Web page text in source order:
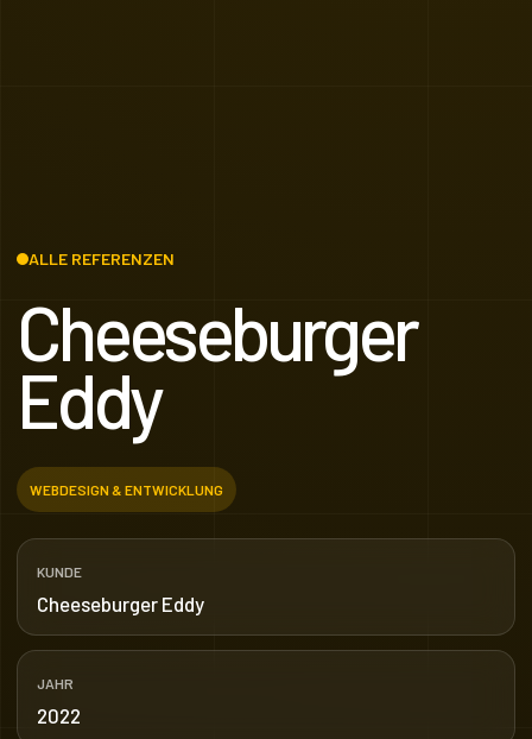
ALLE REFERENZEN
Cheeseburger
Eddy
WEBDESIGN & ENTWICKLUNG
KUNDE
Cheeseburger Eddy
JAHR
2022